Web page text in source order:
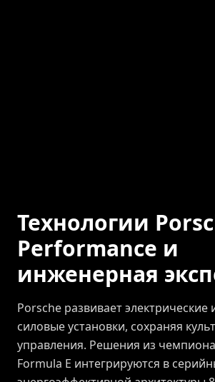
Технологии
Performance и
инженерная
Porsche развивает
силовые установки, сохраняя
управления. Решения из
Formula E интегрируются в